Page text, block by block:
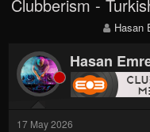
Clubberism -
K
n
b
u
y
Hasan
Hasan
17 May 2026